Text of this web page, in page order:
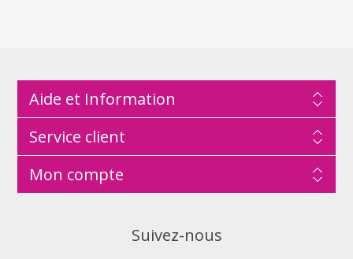
Aide et Information
Service client
Mon compte
Suivez-nous